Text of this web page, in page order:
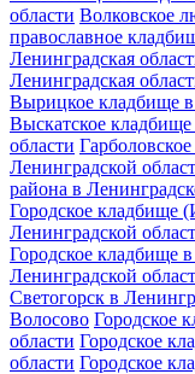
области Волковское
православное
Ленинградская
Ленинградская
Вырицкое кладбище
Выскатское
области
Ленинградской
района в
Городское кладбище
Ленинградской
Городское кладбище
Ленинградской
Светогорск в
Волосово Городское
области Городское
области Городское